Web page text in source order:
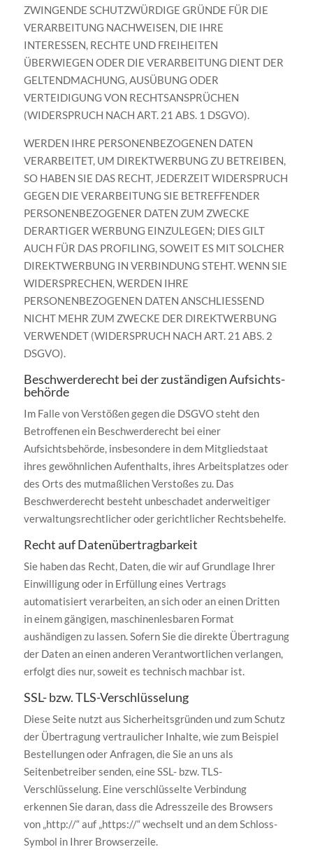
ZWINGENDE SCHUTZWÜRDIGE GRÜNDE FÜR DIE
VERARBEITUNG NACHWEISEN, DIE IHRE
INTERESSEN, RECHTE UND FREIHEITEN
ÜBERWIEGEN ODER DIE VERARBEITUNG DIENT DER
GELTENDMACHUNG, AUSÜBUNG ODER
VERTEIDIGUNG VON RECHTSANSPRÜCHEN
(WIDERSPRUCH NACH ART. 21 ABS. 1 DSGVO).
WERDEN IHRE PERSONENBEZOGENEN DATEN
VERARBEITET, UM DIREKTWERBUNG ZU BETREIBEN,
SO HABEN SIE DAS RECHT, JEDERZEIT WIDERSPRUCH
GEGEN DIE VERARBEITUNG SIE BETREFFENDER
PERSONENBEZOGENER DATEN ZUM ZWECKE
DERARTIGER WERBUNG EINZULEGEN; DIES GILT
AUCH FÜR DAS PROFILING, SOWEIT ES MIT SOLCHER
DIREKTWERBUNG IN VERBINDUNG STEHT. WENN SIE
WIDERSPRECHEN, WERDEN IHRE
PERSONENBEZOGENEN DATEN ANSCHLIESSEND
NICHT MEHR ZUM ZWECKE DER DIREKTWERBUNG
VERWENDET (WIDERSPRUCH NACH ART. 21 ABS. 2
DSGVO).
Beschwerde­recht bei der zuständigen Aufsichts­
behörde
Im Falle von Verstößen gegen die DSGVO steht den
Betroffenen ein Beschwerderecht bei einer
Aufsichtsbehörde, insbesondere in dem Mitgliedstaat
ihres gewöhnlichen Aufenthalts, ihres Arbeitsplatzes oder
des Orts des mutmaßlichen Verstoßes zu. Das
Beschwerderecht besteht unbeschadet anderweitiger
verwaltungsrechtlicher oder gerichtlicher Rechtsbehelfe.
Recht auf Daten­übertrag­barkeit
Sie haben das Recht, Daten, die wir auf Grundlage Ihrer
Einwilligung oder in Erfüllung eines Vertrags
automatisiert verarbeiten, an sich oder an einen Dritten
in einem gängigen, maschinenlesbaren Format
aushändigen zu lassen. Sofern Sie die direkte Übertragung
der Daten an einen anderen Verantwortlichen verlangen,
erfolgt dies nur, soweit es technisch machbar ist.
SSL- bzw. TLS-Verschlüsselung
Diese Seite nutzt aus Sicherheitsgründen und zum Schutz
der Übertragung vertraulicher Inhalte, wie zum Beispiel
Bestellungen oder Anfragen, die Sie an uns als
Seitenbetreiber senden, eine SSL- bzw. TLS-
Verschlüsselung. Eine verschlüsselte Verbindung
erkennen Sie daran, dass die Adresszeile des Browsers
von „http://“ auf „https://“ wechselt und an dem Schloss-
Symbol in Ihrer Browserzeile.